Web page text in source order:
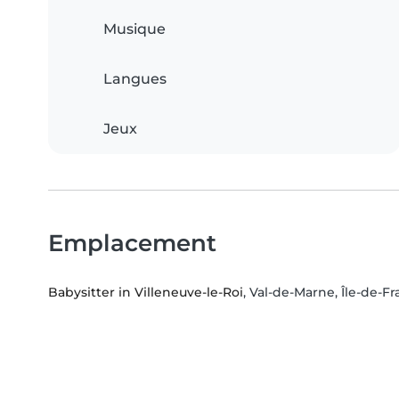
Musique
Langues
Jeux
Emplacement
Babysitter in Villeneuve-le-Roi, Val-de-Marne, Île-de-